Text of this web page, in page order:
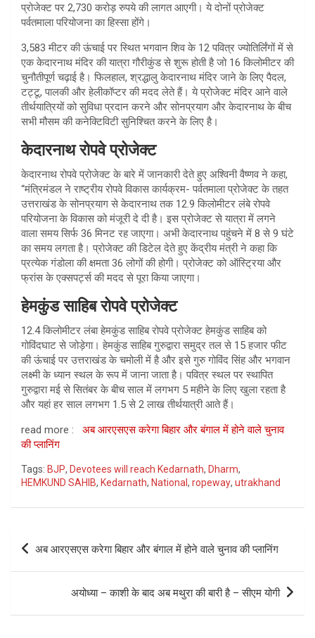
प्रोजेक्ट पर 2,730 करोड़ रुपये की लागत आएगी। ये दोनों प्रोजेक्ट
पर्वतमाला परियोजना का हिस्सा होंगे।
3,583 मीटर की ऊंचाई पर स्थित भगवान शिव के 12 पवित्र ज्योतिर्लिंगों में से
एक केदारनाथ मंदिर की यात्रा गौरीकुंड से शुरू होती है जो 16 किलोमीटर की
चुनौतीपूर्ण चढ़ाई है। फिलहाल, श्रद्धालु केदारनाथ मंदिर जाने के लिए पैदल,
टट्टू, पालकी और हेलीकॉप्टर की मदद लेते हैं। ये प्रोजेक्ट मंदिर आने वाले
तीर्थयात्रियों को सुविधा प्रदान करने और सोनप्रयाग और केदारनाथ के बीच
सभी मौसम की कनेक्टिविटी सुनिश्चित करने के लिए है।
केदारनाथ रोपवे प्रोजेक्ट
केदारनाथ रोपवे प्रोजेक्ट के बारे में जानकारी देते हुए अश्विनी वैष्णव ने कहा,
“मंत्रिमंडल ने राष्ट्रीय रोपवे विकास कार्यक्रम- पर्वतमाला प्रोजेक्ट के तहत
उत्तराखंड के सोनप्रयाग से केदारनाथ तक 12.9 किलोमीटर लंबे रोपवे
परियोजना के विकास को मंजूरी दे दी है। इस प्रोजेक्ट से यात्रा में लगने
वाला समय सिर्फ 36 मिनट रह जाएगा। अभी केदारनाथ पहुंचने में 8 से 9 घंटे
का समय लगता है। प्रोजेक्ट की डिटेल देते हुए केंद्रीय मंत्री ने कहा कि
प्रत्येक गंडोला की क्षमता 36 लोगों की होगी। प्रोजेक्ट को ऑस्ट्रिया और
फ्रांस के एक्सपर्ट्स की मदद से पूरा किया जाएगा।
हेमकुंड साहिब रोपवे प्रोजेक्ट
12.4 किलोमीटर लंबा हेमकुंड साहिब रोपवे प्रोजेक्ट हेमकुंड साहिब को
गोविंदघाट से जोड़ेगा। हेमकुंड साहिब गुरुद्वारा समुद्र तल से 15 हजार फीट
की ऊंचाई पर उत्तराखंड के चमोली में है और इसे गुरु गोविंद सिंह और भगवान
लक्ष्मी के ध्यान स्थल के रूप में जाना जाता है। पवित्र स्थल पर स्थापित
गुरुद्वारा मई से सितंबर के बीच साल में लगभग 5 महीने के लिए खुला रहता है
और यहां हर साल लगभग 1.5 से 2 लाख तीर्थयात्री आते हैं।
read more : अब आरएसएस करेगा बिहार और बंगाल में होने वाले चुनाव
की प्लानिंग
Tags: BJP, Devotees will reach Kedarnath, Dharm,
HEMKUND SAHIB, Kedarnath, National , ropeway, utrakhand
Post
navigation
अब आरएसएस करेगा बिहार और बंगाल में होने वाले चुनाव की प्लानिंग
अयोध्या – काशी के बाद अब मथुरा की बारी है – सीएम योगी